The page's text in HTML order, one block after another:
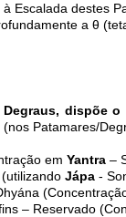
à Escalada destes
a θ
dispõe o
Patamares/
em Yantra –
(utilizando Jápa -
– Reservado